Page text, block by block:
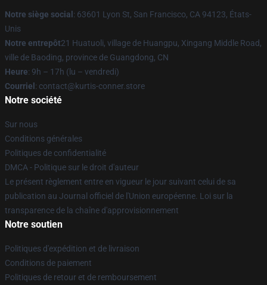
Notre siège social : 63601 Lyon St, San Francisco, CA 94123, États-
Unis
Notre entrepôt21 Huatuoli, village de Huangpu, Xingang Middle Road,
ville de Baoding, province de Guangdong, CN
Heure: 9h – 17h (lu – vendredi)
Courriel : contact@kurtis-conner.store
Notre société
Sur nous
Conditions générales
Politiques de confidentialité
DMCA - Politique sur le droit d'auteur
Le présent règlement entre en vigueur le jour suivant celui de sa
publication au Journal officiel de l'Union européenne. Loi sur la
transparence de la chaîne d'approvisionnement
Notre soutien
Politiques d'expédition et de livraison
Conditions de paiement
Politiques de retour et de remboursement